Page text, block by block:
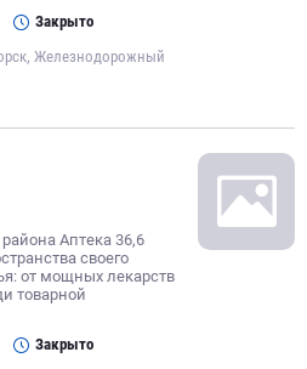
Закрыто
Железнодорожный
Аптека 36,6
своего
от мощных лекарств
товарной
Закрыто